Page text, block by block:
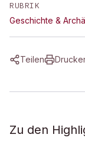
RUBRIK
Geschichte &
Teilen
Zu den